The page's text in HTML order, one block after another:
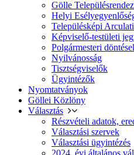
Gölle
Helyi
Településképi
Képviselő-testületi
Polgármesteri
Nyilvánosság
Tisztségviselők
Ügyintézők
Nyomtatványok
Göllei Közlöny
Választás
Részvételi adatok,
Választási szervek
Választási ügyintézés
2024. évi általános